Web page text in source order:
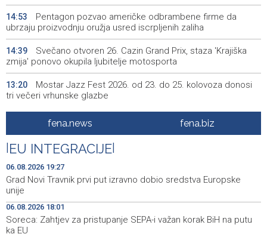
14:53
Pentagon pozvao američke odbrambene firme da
ubrzaju proizvodnju oružja usred iscrpljenih zaliha
14:39
Svečano otvoren 26. Cazin Grand Prix, staza 'Krajiška
zmija' ponovo okupila ljubitelje motosporta
13:20
Mostar Jazz Fest 2026. od 23. do 25. kolovoza donosi
tri večeri vrhunske glazbe
Izraelske snage izvode nova rušenja u južnom Libanu
11:51
Mještani Kola prikupili 3.000 KM za 'Kuću nade' u
Mostaru
11:37
Sutra u Sarajevu akcija darivanja krvi - Daruj krv, budi
opet njihov heroj
11:17
BiH među zapaženijim učesnicima CIGRE u Parizu - AI i
energetska tranzicija u fokusu
fena.news fena.biz
EU INTEGRACIJE
06.08.2026 19:27
Grad Novi Travnik prvi put izravno dobio sredstva Europske
unije
06.08.2026 18:01
Soreca: Zahtjev za pristupanje SEPA-i važan korak BiH na putu
ka EU